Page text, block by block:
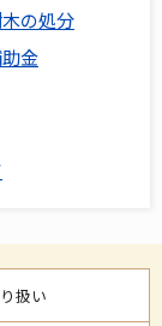
の処分
金
扱い